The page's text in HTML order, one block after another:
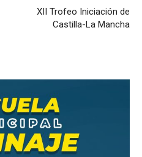
XII Trofeo Iniciación de
Castilla-La Mancha